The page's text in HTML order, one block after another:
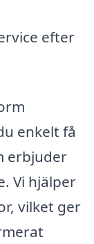
efter
enkelt få
erbjuder
Vi hjälper
vilket ger